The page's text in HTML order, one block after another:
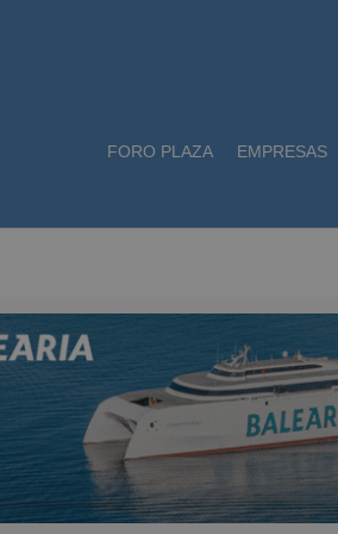
FORO PLAZA EMPRESAS